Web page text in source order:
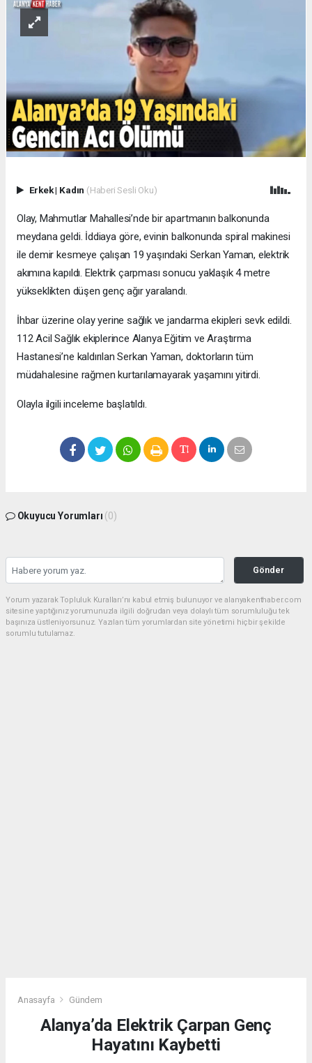
Erkek| Kadın (Haberi Sesli Oku)
Olay, Mahmutlar Mahallesi’nde bir apartmanın balkonunda
meydana geldi. İddiaya göre, evinin balkonunda spiral makinesi
ile demir kesmeye çalışan 19 yaşındaki Serkan Yaman, elektrik
akımına kapıldı. Elektrik çarpması sonucu yaklaşık 4 metre
yükseklikten düşen genç ağır yaralandı.
İhbar üzerine olay yerine sağlık ve jandarma ekipleri sevk edildi.
112 Acil Sağlık ekiplerince Alanya Eğitim ve Araştırma
Hastanesi’ne kaldırılan Serkan Yaman, doktorların tüm
müdahalesine rağmen kurtarılamayarak yaşamını yitirdi.
Olayla ilgili inceleme başlatıldı.
Okuyucu Yorumları (0)
Gönder
Yorum yazarak Topluluk Kuralları’nı kabul etmiş bulunuyor ve alanyakenthaber.com
sitesine yaptığınız yorumunuzla ilgili doğrudan veya dolaylı tüm sorumluluğu tek
başınıza üstleniyorsunuz. Yazılan tüm yorumlardan site yönetimi hiçbir şekilde
sorumlu tutulamaz.
Anasayfa Gündem
Alanya’da Elektrik Çarpan Genç
Hayatını Kaybetti